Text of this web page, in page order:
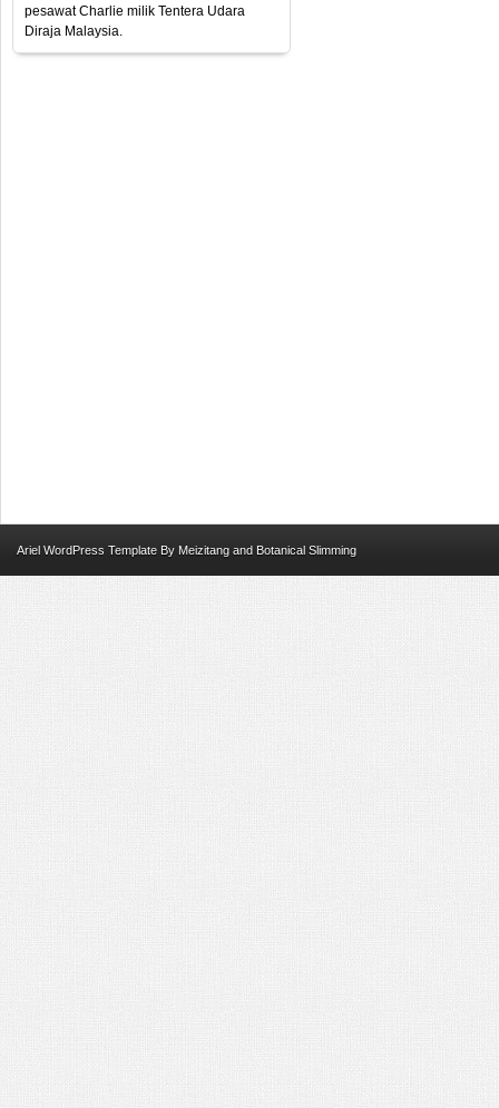
pesawat Charlie milik Tentera Udara
Diraja Malaysia.
Ariel WordPress Template By Meizitang and Botanical Slimming